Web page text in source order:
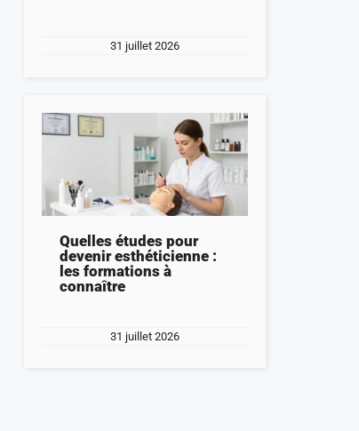
31 juillet 2026
Quelles études pour
devenir esthéticienne :
les formations à
connaître
31 juillet 2026